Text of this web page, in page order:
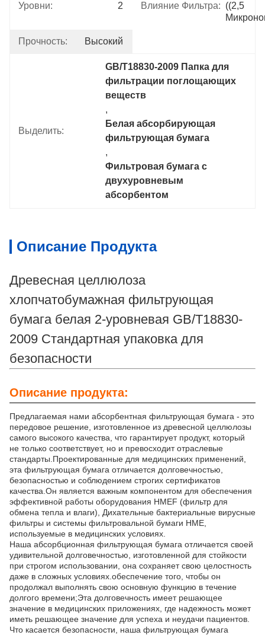
Уровни: 2 Влияние Фильтра: ((2,5
Прочность: Высокий
Выделить:
GB/T18830-2009 Папка для
фильтрации поглощающих
веществ
,
Белая абсорбирующая
фильтрующая бумага
,
Фильтровая бумага с
двухуровневым
абсорбентом
Описание Продукта
Древесная целлюлоза
хлопчатобумажная фильтрующая
бумага белая 2-уровневая GB/T18830-
2009 Стандартная упаковка для
безопасности
Описание продукта:
Предлагаемая нами абсорбентная фильтрующая бумага - это
передовое решение, изготовленное из древесной целлюлозы
самого высокого качества, что гарантирует продукт, который
не только соответствует, но и превосходит отраслевые
стандарты.Проектированные для медицинских применений,
эта фильтрующая бумага отличается долговечностью,
безопасностью и соблюдением строгих сертификатов
качества.Он является важным компонентом для обеспечения
эффективной работы оборудования HMEF (фильтр для
обмена тепла и влаги), Дихательные бактериальные вирусные
фильтры и системы фильтровальной бумаги HME,
используемые в медицинских условиях.
Наша абсорбционная фильтрующая бумага отличается своей
удивительной долговечностью, изготовленной для стойкости
при строгом использовании, она сохраняет свою целостность
даже в сложных условиях.обеспечение того, чтобы он
продолжал выполнять свою основную функцию в течение
долгого времени;Эта долговечность имеет решающее
значение в медицинских приложениях, где надежность может
иметь решающее значение для успеха и неудачи пациентов.
Что касается безопасности, наша фильтрующая бумага